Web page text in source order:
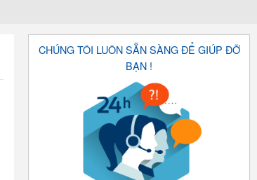
CHÚNG TÔI LUÔN SẴN SÀNG ĐỂ GIÚP ĐỠ
BẠN !